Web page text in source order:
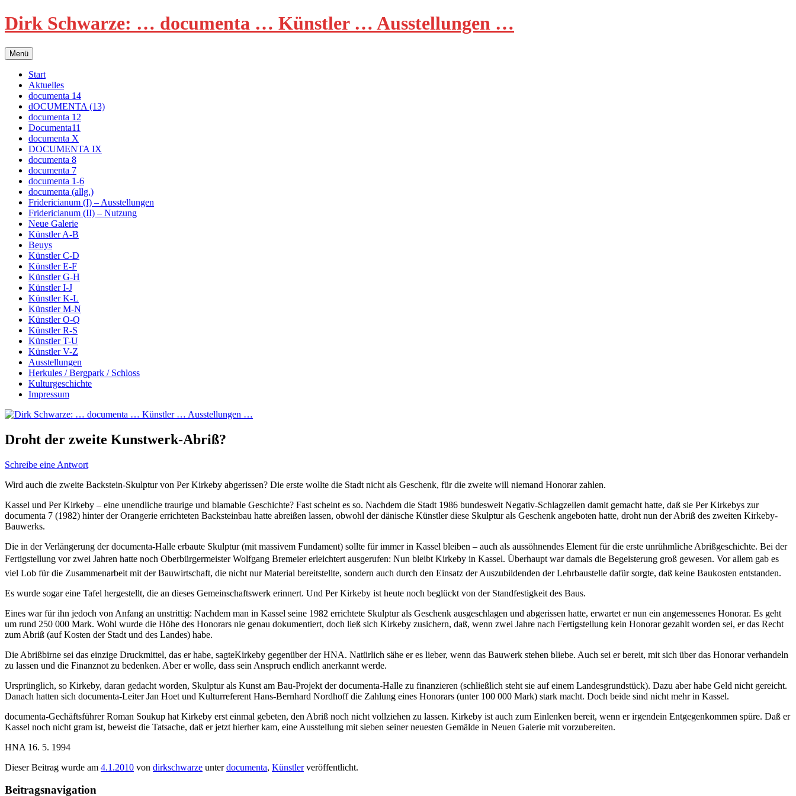
Zum
Inhalt
Dirk Schwarze: … documenta … Künstler … Ausstellungen …
Menü
Start
Aktuelles
documenta 14
dOCUMENTA (13)
documenta 12
Documenta11
documenta X
DOCUMENTA IX
documenta 8
documenta 7
documenta 1-6
documenta (allg.)
Fridericianum (I) – Ausstellungen
Fridericianum (II) – Nutzung
Neue Galerie
Künstler A-B
Beuys
Künstler C-D
Künstler E-F
Künstler G-H
Künstler I-J
Künstler K-L
Künstler M-N
Künstler O-Q
Künstler R-S
Künstler T-U
Künstler V-Z
Ausstellungen
Herkules / Bergpark / Schloss
Kulturgeschichte
Impressum
Droht der zweite Kunstwerk-Abriß?
Schreibe eine Antwort
Wird auch die zweite Backstein-Skulptur von Per Kirkeby abgerissen? Die erste wollte die Stadt nicht als Geschenk, für die zweite will niemand Honorar zahlen.
Kassel und Per Kirkeby – eine unendliche traurige und blamable Geschichte? Fast scheint es so. Nachdem die Stadt 1986 bundesweit Negativ-Schlagzeilen damit gemacht hatte, daß sie Per Kirkebys zur
documenta 7 (1982) hinter der Orangerie errichteten Backsteinbau hatte abreißen lassen, obwohl der dänische Künstler diese Skulptur als Geschenk angeboten hatte, droht nun der Abriß des zweiten Kirkeby-
Bauwerks.
Die in der Verlängerung der documenta-Halle erbaute Skulptur (mit massivem Fundament) sollte für immer in Kassel bleiben – auch als aussöhnendes Element für die erste unrühmliche Abrißgeschichte. Bei der
Fertigstellung vor zwei Jahren hatte noch Oberbürgermeister Wolfgang Bremeier erleichtert ausgerufen: Nun bleibt Kirkeby in Kassel. Überhaupt war damals die Begeisterung groß gewesen. Vor allem gab es
viel Lob für die Zusammenarbeit mit der Bauwirtschaft, die nicht nur Material bereitstellte, sondern auch durch den Einsatz der Auszubildenden der Lehrbaustelle dafür sorgte, daß keine Baukosten entstanden.
Es wurde sogar eine Tafel hergestellt, die an dieses Gemeinschaftswerk erinnert. Und Per Kirkeby ist heute noch beglückt von der Standfestigkeit des Baus.
Eines war für ihn jedoch von Anfang an unstrittig: Nachdem man in Kassel seine 1982 errichtete Skulptur als Geschenk ausgeschlagen und abgerissen hatte, erwartet er nun ein angemessenes Honorar. Es geht
um rund 250 000 Mark. Wohl wurde die Höhe des Honorars nie genau dokumentiert, doch ließ sich Kirkeby zusichern, daß, wenn zwei Jahre nach Fertigstellung kein Honorar gezahlt worden sei, er das Recht
zum Abriß (auf Kosten der Stadt und des Landes) habe.
Die Abrißbirne sei das einzige Druckmittel, das er habe, sagteKirkeby gegenüber der HNA. Natürlich sähe er es lieber, wenn das Bauwerk stehen bliebe. Auch sei er bereit, mit sich über das Honorar verhandeln
zu lassen und die Finanznot zu bedenken. Aber er wolle, dass sein Anspruch endlich anerkannt werde.
Ursprünglich, so Kirkeby, daran gedacht worden, Skulptur als Kunst am Bau-Projekt der documenta-Halle zu finanzieren (schließlich steht sie auf einem Landesgrundstück). Dazu aber habe Geld nicht gereicht.
Danach hatten sich documenta-Leiter Jan Hoet und Kulturreferent Hans-Bernhard Nordhoff die Zahlung eines Honorars (unter 100 000 Mark) stark macht. Doch beide sind nicht mehr in Kassel.
documenta-Gechäftsführer Roman Soukup hat Kirkeby erst einmal gebeten, den Abriß noch nicht vollziehen zu lassen. Kirkeby ist auch zum Einlenken bereit, wenn er irgendein Entgegenkommen spüre. Daß er
Kassel noch nicht gram ist, beweist die Tatsache, daß er jetzt hierher kam, eine Ausstellung mit sieben seiner neuesten Gemälde in Neuen Galerie mit vorzubereiten.
HNA 16. 5. 1994
Dieser Beitrag wurde am 4.1.2010 von dirkschwarze unterdocumenta, Künstlerveröffentlicht.
Beitragsnavigation